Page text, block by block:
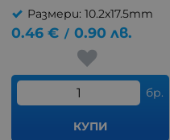
Размери: 10.2x17.5mm
0.46 € / 0.90 лв.
бр.
КУПИ